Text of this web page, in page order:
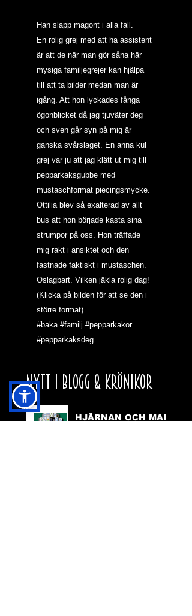
Han slapp magont i alla fall.
En rolig grej med att ha assistent
är att de när man gör såna här
mysiga familjegrejer kan hjälpa
till att ta bilder medan man är
igång. Att hon lyckades fånga
ögonblicket då jag tjuväter deg
och sven går syn på mig är
ganska svårslaget. En anna kul
grej var ju att jag klätt ut mig till
pepparkaksgubbe med
mustaschformat piecingsmycke.
Ottilia blev så exalterad av allt
bus att hon började kasta sina
strumpor på oss. Hon träffade
mig rakt i ansiktet och den
fastnade faktiskt i mustaschen.
Oslagbart. Vilken jäkla rolig dag!
(Klicka på bilden för att se den i
större format)
#baka #familj #pepparkakor
#pepparkaksdeg
NYTT I BLOGG & KRÖNIKOR
HJÄRNAN OCH MAH